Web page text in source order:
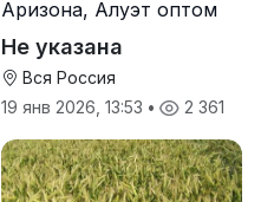
Аризона, Алуэт оптом
Не указана
Вся Россия
19 янв 2026, 13:53 • 2 361